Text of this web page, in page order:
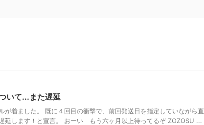
いて...また遅延
が着ました。 既に４回目の衝撃で、前回発送日を指定していながら直
延します！と宣言。 おーい もう六ヶ月以上待ってるぞ ZOZOSU ...